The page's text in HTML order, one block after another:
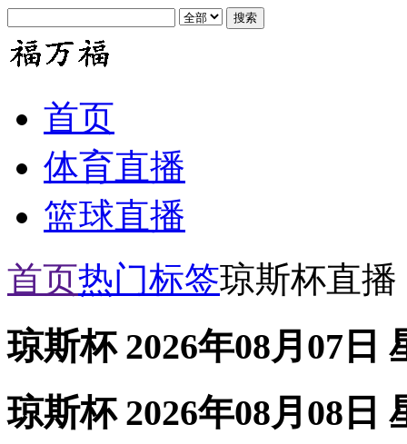
首页
体育直播
篮球直播
首页热门标签琼斯杯直播
琼斯杯 2026年08月07日
琼斯杯 2026年08月08日